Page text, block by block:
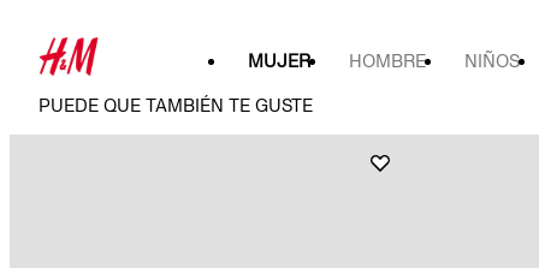
MUJER HOMBRE NIÑOS
PUEDE QUE TAMBIÉN TE GUSTE